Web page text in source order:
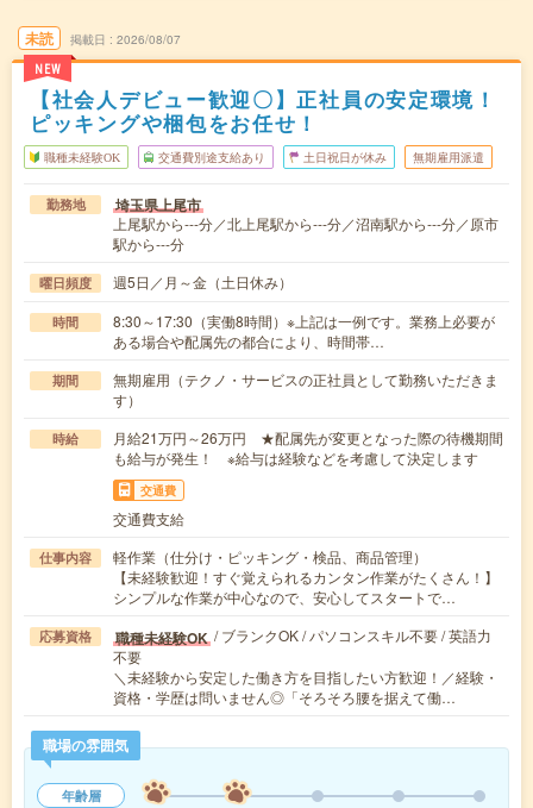
未読
NEW
掲載日 2026/08/07
【社会人デビュー歓迎〇】正社員の安定環境！
ピッキングや梱包をお任せ！
職種未経験OK 交通費別途支給あり 土日祝日が休み 無期雇用派遣
勤務地 埼玉県上尾市
上尾駅から---分／北上尾駅から---分／沼南駅から---分／原市
駅から---分
曜日頻度 週5日／月～金（土日休み）
時間
8:30～17:30（実働8時間）※上記は一例です。業務上必要が
ある場合や配属先の都合により、時間帯…
期間
無期雇用（テクノ・サービスの正社員として勤務いただきま
す）
時給
月給21万円～26万円 ★配属先が変更となった際の待機期間
も給与が発生！ ※給与は経験などを考慮して決定します
交通費
交通費支給
仕事内容
軽作業（仕分け・ピッキング・検品、商品管理）
【未経験歓迎！すぐ覚えられるカンタン作業がたくさん！】
シンプルな作業が中心なので、安心してスタートで…
応募資格 職種未経験OK / ブランクOK / パソコンスキル不要 / 英語力
不要
＼未経験から安定した働き方を目指したい方歓迎！／経験・
資格・学歴は問いません◎「そろそろ腰を据えて働…
職場の雰囲気
年齢層